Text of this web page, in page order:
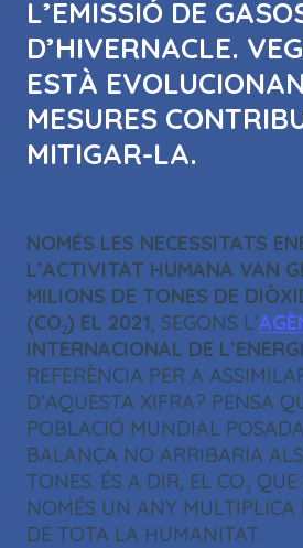
L’EMISSIÓ DE
D’HIVERNACLE.
ESTÀ
MESURES
MITIGAR-LA.
NOMÉS LES NECESSITATS
L’ACTIVITAT HUMANA VAN
MILIONS DE TONES DE
(CO₂) EL 2021, SEGONS L’
INTERNACIONAL DE
REFERÈNCIA PER A
D’AQUESTA XIFRA? PENSA
POBLACIÓ MUNDIAL
BALANÇA NO ARRIBARIA
TONES. ÉS A DIR, EL CO₂
NOMÉS UN ANY MULTIPLICA
DE TOTA LA HUMANITAT.